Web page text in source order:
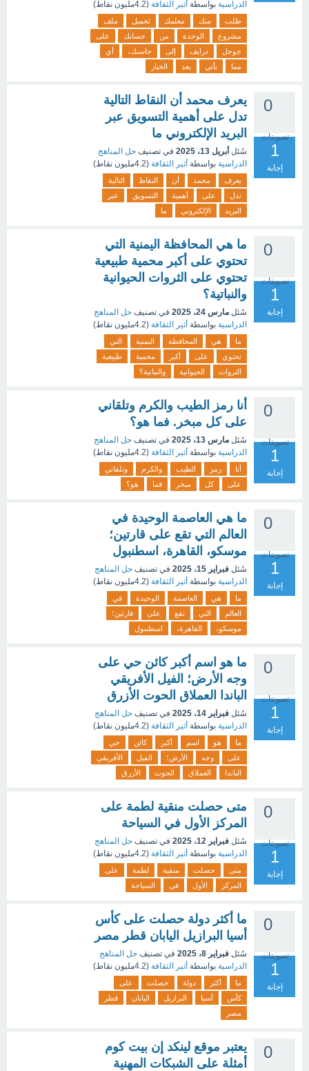
الدراسية بواسطة أثير الثقافة (4.2مليون نقاط)
طلب منك معلمك تحميل
ملف
مشروع
الوحدة من حسابك
على
جوجل
درايف إلى حاسبك،
أي
مما
يأتي يعد الخيار
0
تصويتات
1
إجابة
يعرف محمد أن النقاط التالية
تدل على أهمية التسويق عبر
البريد الإلكتروني ما
سُئل أبريل 13، 2025 في تصنيف حل المناهج
الدراسية بواسطة أثير الثقافة (4.2مليون نقاط)
يعرف محمد أن النقاط
التالية
تدل
على أهمية التسويق
عبر
البريد
الإلكتروني ما
0
تصويتات
1
إجابة
ما هي المحافظة اليمنية التي
تحتوي على أكبر محمية طبيعية
تحتوي على الثروات الحيوانية
والنباتية؟
سُئل مارس 24، 2025 في تصنيف حل المناهج
الدراسية بواسطة أثير الثقافة (4.2مليون نقاط)
ما هي المحافظة اليمنية
التي
تحتوي
على أكبر محمية
طبيعية
الثروات
الحيوانية والنباتية؟
0
تصويتات
1
إجابة
أنا رمز الطيب والكرم وتلقاني
على كل مبخر. فما هو؟
سُئل مارس 13، 2025 في تصنيف حل المناهج
الدراسية بواسطة أثير الثقافة (4.2مليون نقاط)
أنا رمز الطيب والكرم
وتلقاني
على
كل مبخر فما هو؟
0
تصويتات
1
إجابة
ما هي العاصمة الوحيدة في
العالم التي تقع على قارتين؛
موسكو، القاهرة، اسطنبول
سُئل فبراير 15، 2025 في تصنيف حل المناهج
الدراسية بواسطة أثير الثقافة (4.2مليون نقاط)
ما هي العاصمة الوحيدة
في
العالم
التي تقع على
قارتين؛
موسكو،
القاهرة، اسطنبول
0
تصويتات
1
إجابة
ما هو اسم أكبر كائن حي على
وجه الأرض؛ الفيل الأفريقي
الباندا العملاق الحوت الأزرق
سُئل فبراير 14، 2025 في تصنيف حل المناهج
الدراسية بواسطة أثير الثقافة (4.2مليون نقاط)
ما هو اسم أكبر كائن
حي
على
وجه الأرض؛ الفيل
الأفريقي
الباندا
العملاق الحوت الأزرق
0
تصويتات
1
إجابة
متى حصلت منقية لطمة على
المركز الأول في السياحة
سُئل فبراير 12، 2025 في تصنيف حل المناهج
الدراسية بواسطة أثير الثقافة (4.2مليون نقاط)
متى حصلت منقية لطمة
على
المركز
الأول في السياحة
0
تصويتات
1
إجابة
ما أكثر دولة حصلت على كأس
أسيا البرازيل اليابان قطر مصر
سُئل فبراير 8، 2025 في تصنيف حل المناهج
الدراسية بواسطة أثير الثقافة (4.2مليون نقاط)
ما أكثر دولة حصلت
على
كأس
أسيا البرازيل اليابان
قطر
مصر
0
يعتبر موقع لينكد إن بيت كوم
أمثلة على الشبكات المهنية